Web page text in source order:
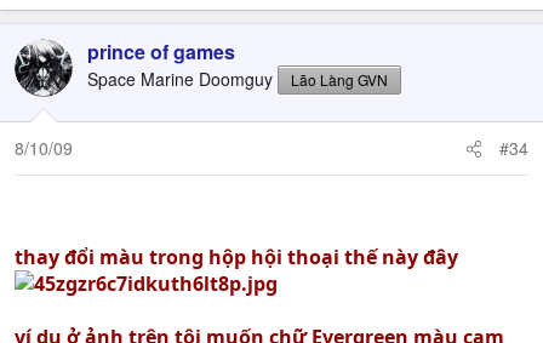
prince of games
Space Marine Doomguy Lão Làng GVN
8/10/09 #34
thay đổi màu trong hộp hội thoại thế này đây
ví dụ ở ảnh trên tôi muốn chữ Evergreen màu cam